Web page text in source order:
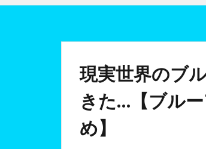
現実世界のブ
きた…【ブル
め】